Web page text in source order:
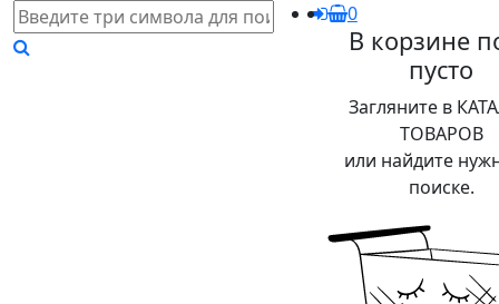
0
В корзине
пусто
Загляните в
ТОВАРОВ
или найдите
поиске.